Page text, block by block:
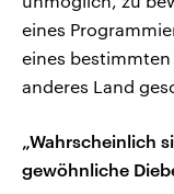
eines
eines
anderes Land
„Wahrscheinlich
gewöhnliche